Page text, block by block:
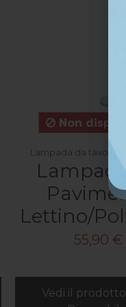
Non
Lampada da tavolo
Lampada
Lettino/
55,90 €
Vedi il